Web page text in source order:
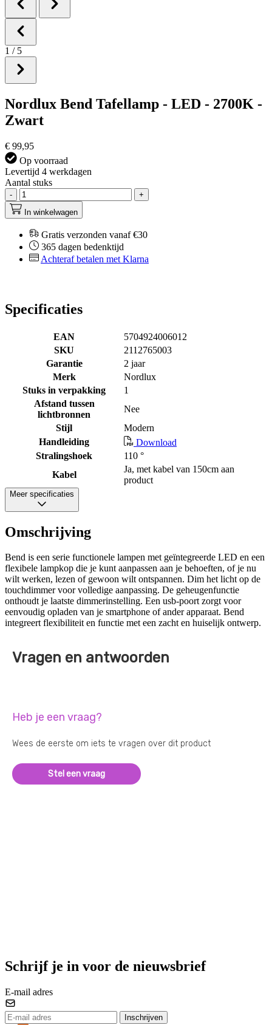
1 / 5
Nordlux Bend Tafellamp - LED - 2700K -
Zwart
€ 99,95
Op voorraad
Levertijd 4 werkdagen
Aantal stuks
-
+
In winkelwagen
Gratis verzonden vanaf €30
365 dagen bedenktijd
Achteraf betalen met Klarna
Specificaties
EAN
5704924006012
SKU
2112765003
Garantie
2 jaar
Merk
Nordlux
Stuks in verpakking
1
Afstand tussen
lichtbronnen
Nee
Stijl
Modern
Handleiding
Download
Stralingshoek
110 °
Kabel
Ja, met kabel van 150cm aan
product
Meer specificaties
Omschrijving
Bend is een serie functionele lampen met geïntegreerde LED en een
flexibele lampkop die je kunt aanpassen aan je behoeften, of je nu
wilt werken, lezen of gewoon wilt ontspannen. Dim het licht op de
touchdimmer voor volledige aanpassing. De geheugenfunctie
onthoudt je laatste dimmerinstelling. Een usb-poort zorgt voor
eenvoudig opladen van je smartphone of ander apparaat. Bend
integreert flexibiliteit en functie met een zacht en huiselijk ontwerp.
Vragen en antwoorden
Heb je een vraag?
Wees de eerste om iets te vragen over dit product
Stel een vraag
Schrijf je in voor de nieuwsbrief
E-mail adres
Inschrijven